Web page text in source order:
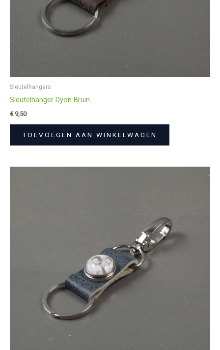
Sleutelhangers
Sleutelhanger Dyon Bruin
€9,50
TOEVOEGEN AAN WINKELWAGEN